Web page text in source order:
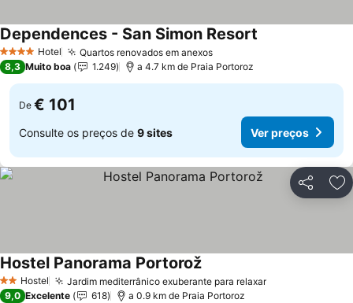
4 EstrelasHotel Quartos renovados em anexos
Dependences - San Simon Resort
8,3 Muito boa 1.249 a 4.7 km de Praia Portoroz
De € 101
Consulte os preços de 9 sites Ver preços
Partilhar
2 Estrelas
Hostel Jardim mediterrânico exuberante para relaxar
Hostel Panorama Portorož
9,0 Excelente 618 a 0.9 km de Praia Portoroz